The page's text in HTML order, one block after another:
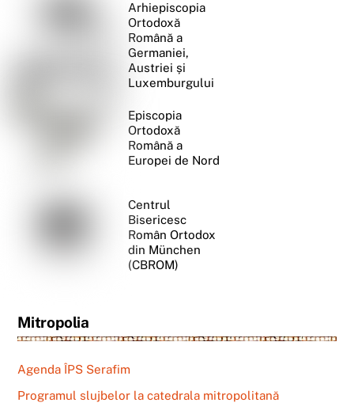
Arhiepiscopia
Ortodoxă
Română a
Germaniei,
Austriei și
Luxemburgului
Episcopia
Ortodoxă
Română a
Europei de Nord
Centrul
Bisericesc
Român Ortodox
din München
(CBROM)
Mitropolia
Agenda ÎPS Serafim
Programul slujbelor la catedrala mitropolitană